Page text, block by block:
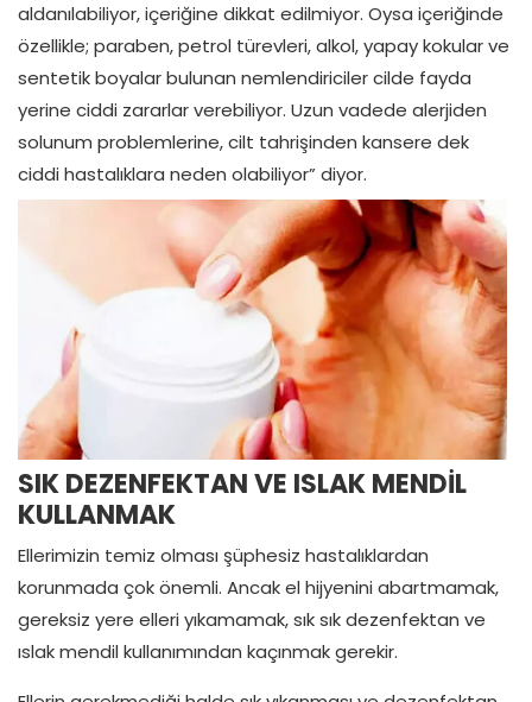
aldanılabiliyor, içeriğine dikkat edilmiyor. Oysa içeriğinde
özellikle; paraben, petrol türevleri, alkol, yapay kokular ve
sentetik boyalar bulunan nemlendiriciler cilde fayda
yerine ciddi zararlar verebiliyor. Uzun vadede alerjiden
solunum problemlerine, cilt tahrişinden kansere dek
ciddi hastalıklara neden olabiliyor” diyor.
SIK DEZENFEKTAN VE ISLAK MENDİL
KULLANMAK
Ellerimizin temiz olması şüphesiz hastalıklardan
korunmada çok önemli. Ancak el hijyenini abartmamak,
gereksiz yere elleri yıkamamak, sık sık dezenfektan ve
ıslak mendil kullanımından kaçınmak gerekir.